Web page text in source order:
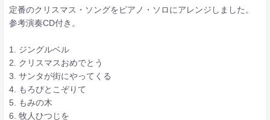
定番のクリスマス・ソングをピアノ・ソロにアレンジしました。
参考演奏CD付き。
1. ジングルベル
2. クリスマスおめでとう
3. サンタが街にやってくる
4. もろびとこぞりて
5. もみの木
6. 牧人ひつじを